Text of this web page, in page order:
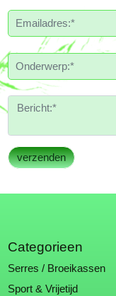
Categorieen
Serres / Broeikassen
Sport & Vrijetijd